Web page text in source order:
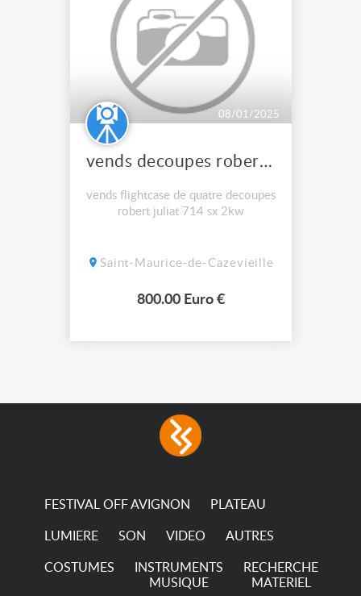
08/01/2025
vends decoupes robert juliat 714sx
vends flightcase de quatre decoupes
robert juliat 714 sx 2kw
Saint-Maurice-de-Cazevieille
800.00 Euro €
FESTIVAL OFF AVIGNON PLATEAU
LUMIERE SON VIDEO AUTRES
COSTUMES
INSTRUMENTS
MUSIQUE
RECHERCHE
MATERIEL